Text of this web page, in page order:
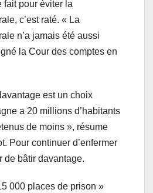
fait pour éviter la
c’est raté. « La
n’a jamais été aussi
la Cour des comptes en
est un choix
a 20 millions d’habitants
de moins », résume
Pour continuer d’enfermer
de bâtir davantage.
000 places de prison »